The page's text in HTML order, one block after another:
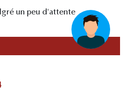
un peu d'attente